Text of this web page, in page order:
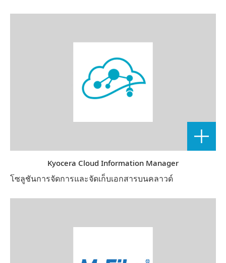
Kyocera Cloud Information Manager
โซลูชันการจัดการและจัดเก็บเอกสารบนคลาวด์